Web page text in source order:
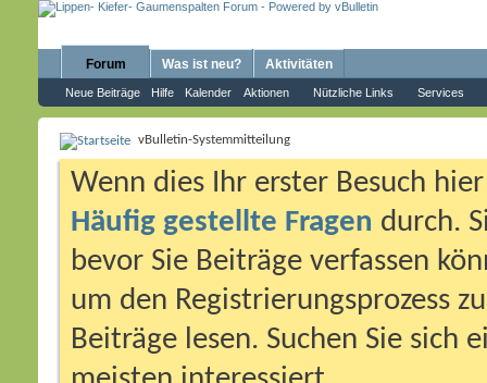
Forum
Neue Beiträge Hilfe Kalender Aktionen Nützliche Links Services
Was ist neu? Aktivitäten
vBulletin-Systemmitteilung
Wenn dies Ihr erster Besuch
Häufig gestellte Fragen durch.
bevor Sie Beiträge verfassen
um den Registrierungsprozess
Beiträge lesen. Suchen Sie sich